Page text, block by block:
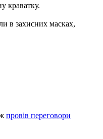
краватку.
в захисних масках,
провів переговори